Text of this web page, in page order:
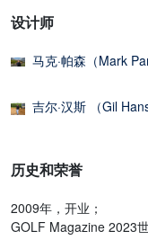
设计师
马克·帕森（Mark
吉尔·汉斯 （Gil
历史和荣誉
2009年，开业；
GOLF Magazine 2023